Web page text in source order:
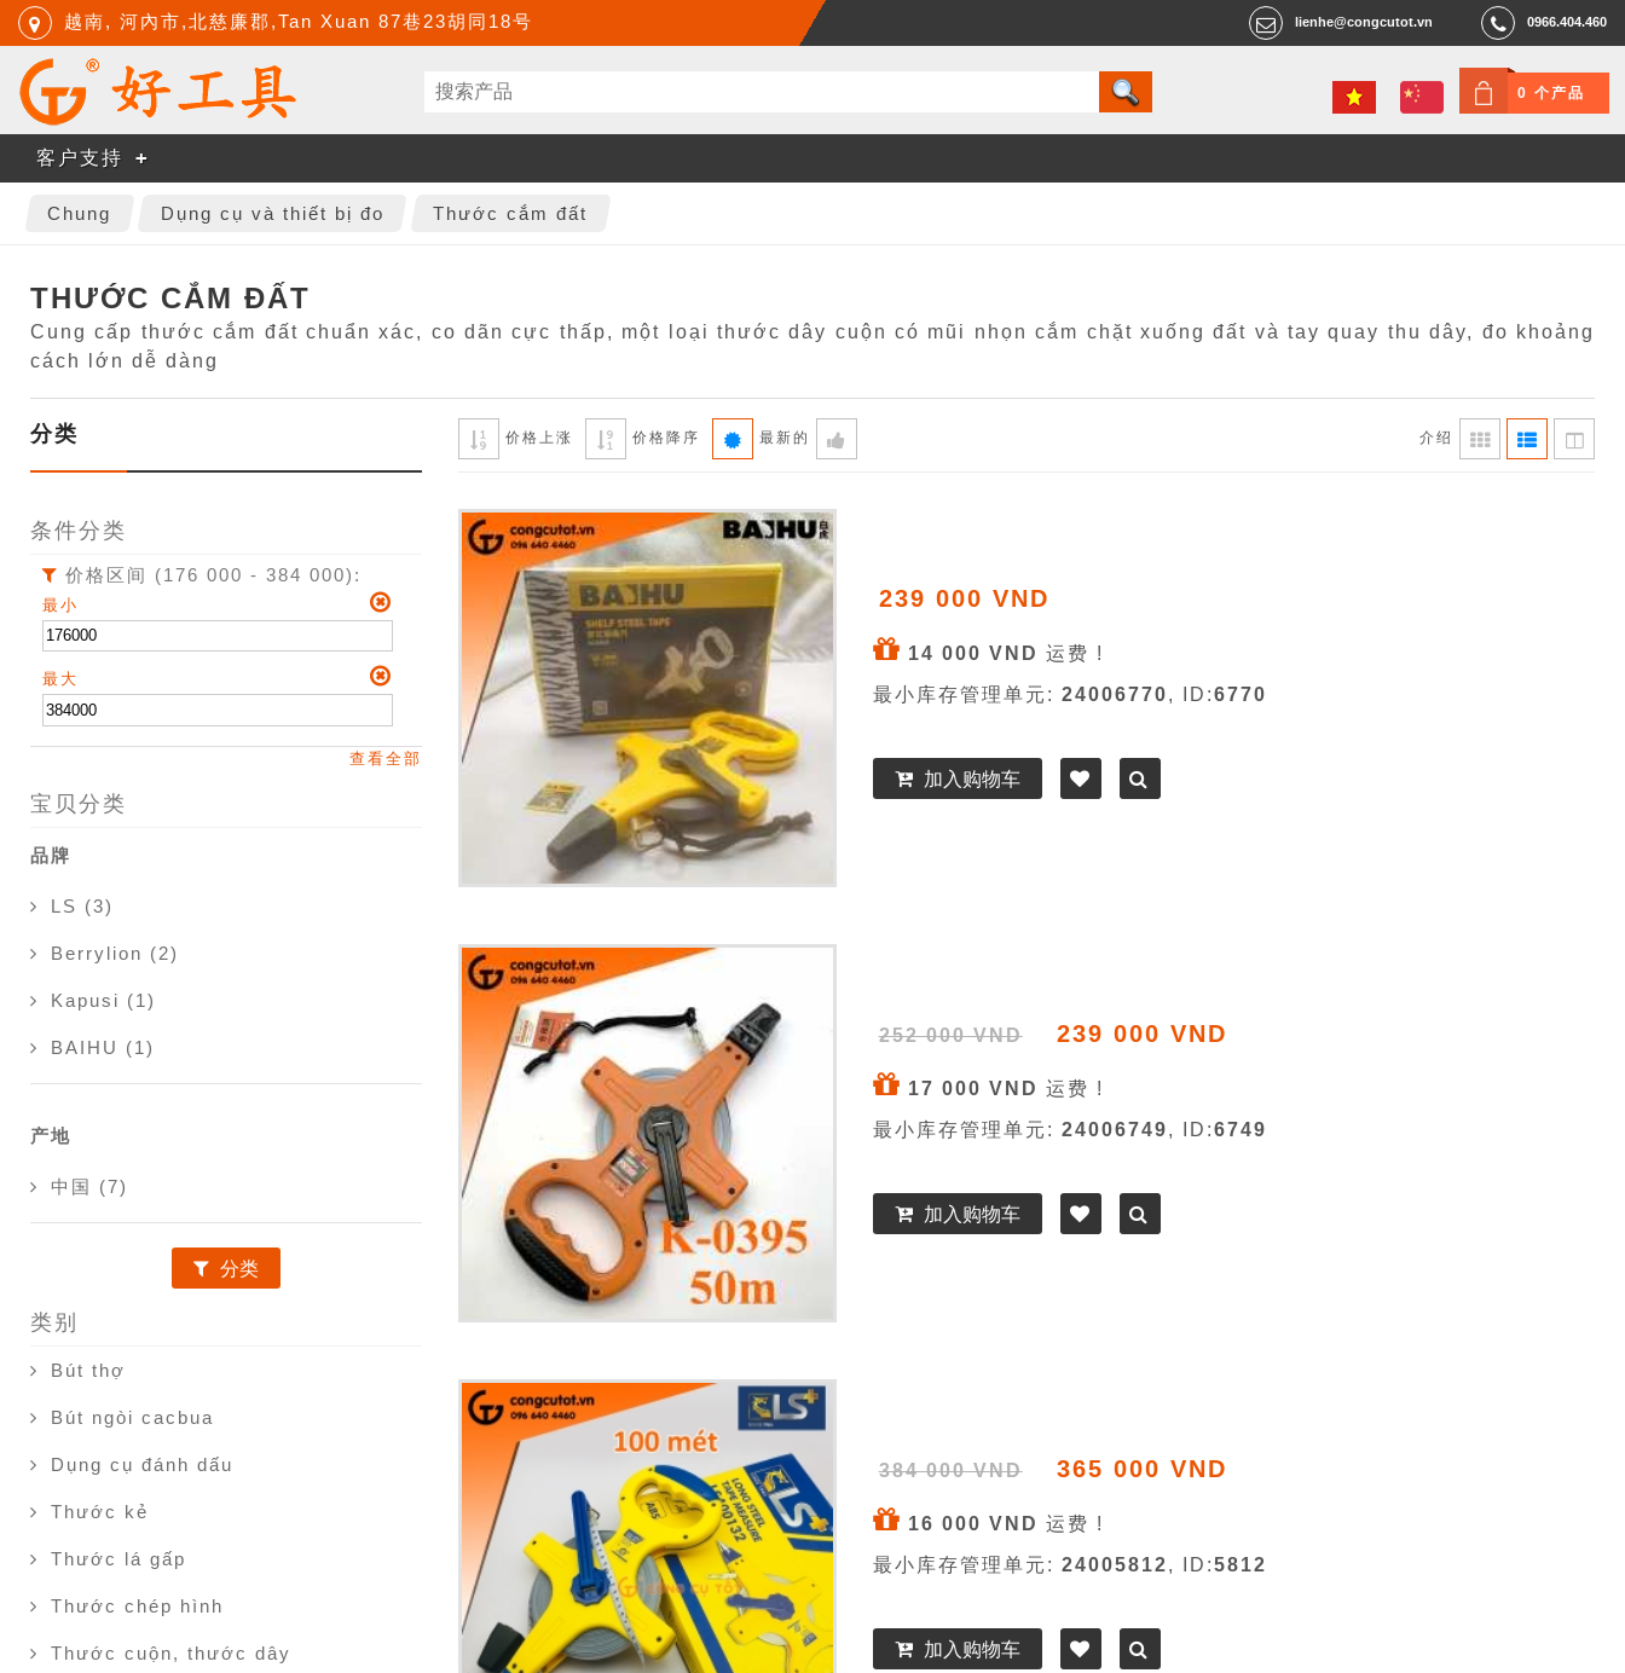
越南, 河內市,北慈廉郡,Tan Xuan 87巷23胡同18号 0966.404.460
lienhe@congcutot.vn
0 个产品
客户支持
Chung Dụng cụ và thiết bị đo Thước cắm đất
THƯỚC CẮM ĐẤT
Cung cấp thước cắm đất chuẩn xác, co dãn cực thấp, một loại thước dây cuộn có mũi nhọn cắm chặt xuống đất và tay quay thu dây, đo khoảng
cách lớn dễ dàng
分类
条件分类
价格区间 (176 000 - 384 000):
最小
最大
查看全部
宝贝分类
品牌
LS (3)
Berrylion (2)
Kapusi (1)
BAIHU (1)
产地
中国 (7)
分类
类别
Bút thợ
Bút ngòi cacbua
Dụng cụ đánh dấu
Thước kẻ
Thước lá gấp
Thước chép hình
Thước cuộn, thước dây
价格上涨 价格降序 最新的 介绍
239 000 VND
14 000 VND 运费 !
最小库存管理单元: 24006770, ID:6770
加入购物车
252 000 VND 239 000 VND
17 000 VND 运费 !
最小库存管理单元: 24006749, ID:6749
加入购物车
384 000 VND 365 000 VND
16 000 VND 运费 !
最小库存管理单元: 24005812, ID:5812
加入购物车